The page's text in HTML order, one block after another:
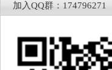
加入QQ群：174796271